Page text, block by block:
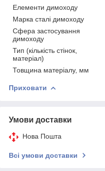
Елементи димоходу
Марка сталі димоходу
Сфера застосування
димоходу
Тип (кількість стінок,
матеріал)
Товщина матеріалу, мм
Приховати
Умови доставки
Нова Пошта
Всі умови доставки